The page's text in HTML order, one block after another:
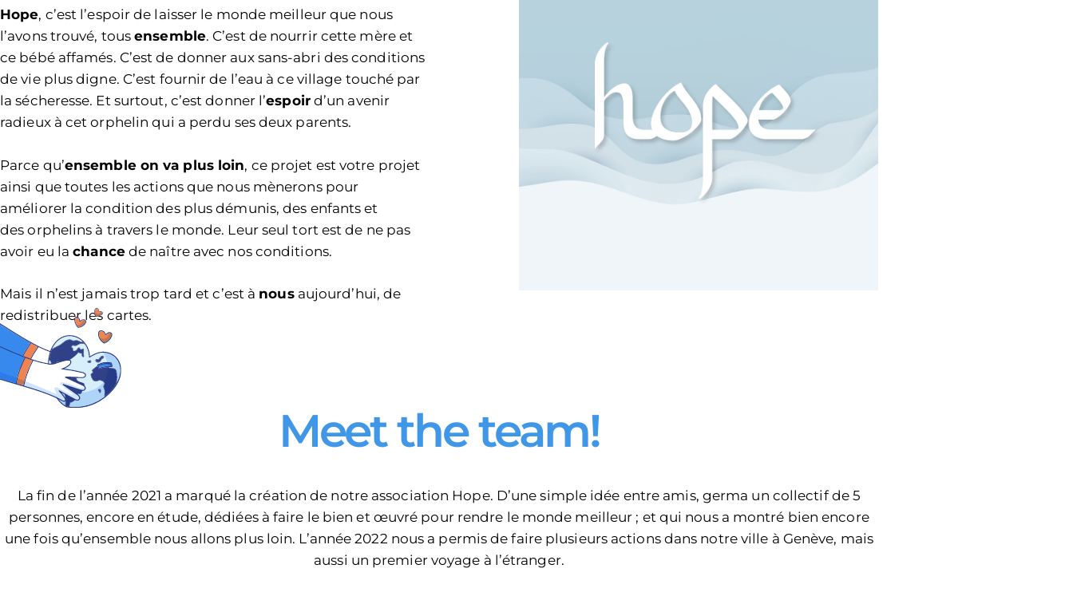
Hope, c’est l’espoir de laisser le monde meilleur que nous
l’avons trouvé, tousensemble. C’est de nourrir cette mère et
ce bébé affamés. C’est de donner aux sans-abri des conditions
de vie plus digne. C’est fournir de l’eau à ce village touché par
la sécheresse. Et surtout, c’est donner l’espoird’un avenir
radieux à cet orphelin qui a perdu ses deux parents.
Parce qu’ensemble on va plus loin, ce projet est votre projet
ainsi que toutes les actions que nous mènerons pour
améliorer la condition des plus démunis, des enfants et
des orphelins à travers le monde. Leur seul tort est de ne pas
avoir eu lachancede naître avec nos conditions.
Mais il n’est jamais trop tard et c’est à nousaujourd’hui, de
redistribuer les cartes.
Meet the team!
La fin de l’année 2021 a marqué la création de notre association Hope. D’une simple idée entre amis, germa un collectif de 5
personnes, encore en étude, dédiées à faire le bien et œuvré pour rendre le monde meilleur ; et qui nous a montré bien encore
une fois qu’ensemble nous allons plus loin. L’année 2022 nous a permis de faire plusieurs actions dans notre ville à Genève, mais
aussi un premier voyage à l’étranger.